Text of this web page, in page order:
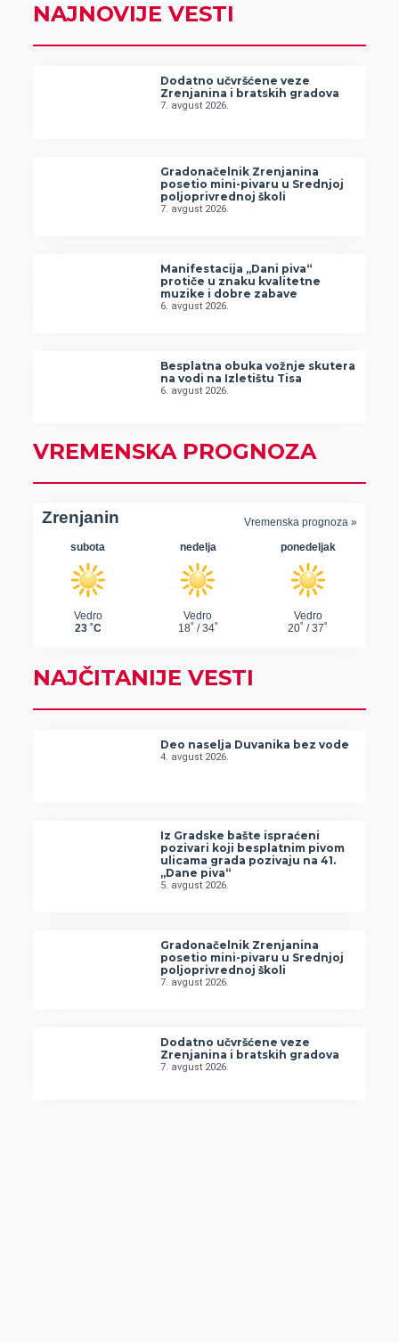
NAJNOVIJE VESTI
Dodatno učvršćene veze
Zrenjanina i bratskih gradova
7. avgust 2026.
Gradonačelnik Zrenjanina
posetio mini-pivaru u Srednjoj
poljoprivrednoj školi
7. avgust 2026.
Manifestacija „Dani piva“
protiče u znaku kvalitetne
muzike i dobre zabave
6. avgust 2026.
Besplatna obuka vožnje skutera
na vodi na Izletištu Tisa
6. avgust 2026.
VREMENSKA PROGNOZA
NAJČITANIJE VESTI
Deo naselja Duvanika bez vode
4. avgust 2026.
Iz Gradske bašte ispraćeni
pozivari koji besplatnim pivom
ulicama grada pozivaju na 41.
„Dane piva“
5. avgust 2026.
Gradonačelnik Zrenjanina
posetio mini-pivaru u Srednjoj
poljoprivrednoj školi
7. avgust 2026.
Dodatno učvršćene veze
Zrenjanina i bratskih gradova
7. avgust 2026.